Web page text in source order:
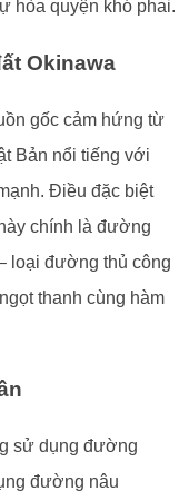
hòa quyện khó phai.
Okinawa
gốc cảm hứng từ
Bản nổi tiếng với
Điều đặc biệt
chính là đường
loại đường thủ công
thanh cùng hàm
sử dụng đường
đường nâu